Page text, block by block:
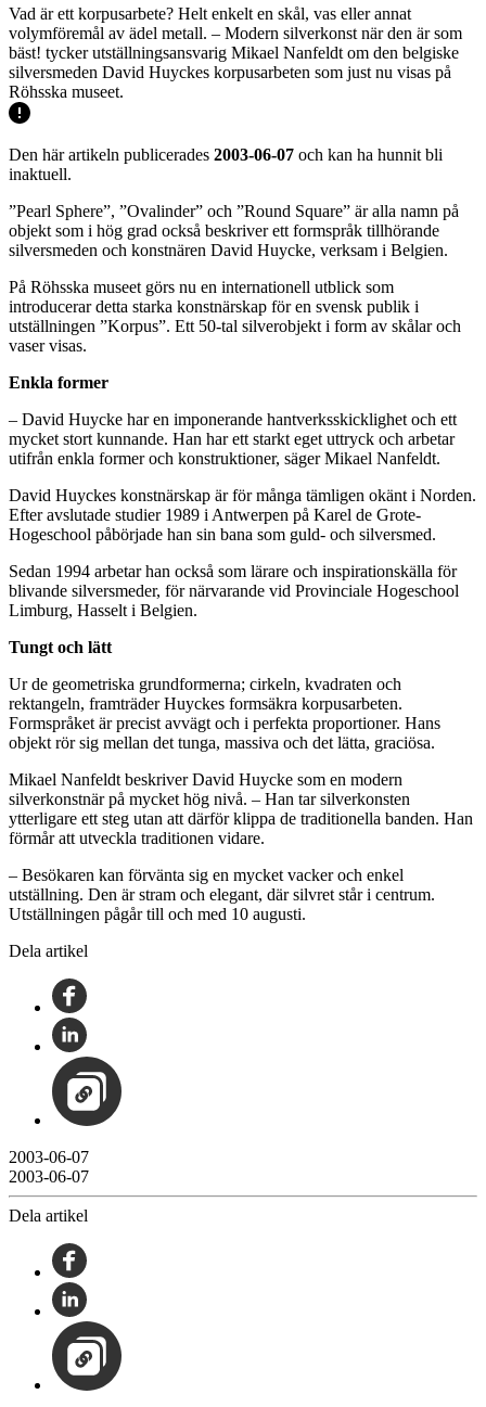
Vad är ett korpusarbete? Helt enkelt en skål, vas eller annat
volymföremål av ädel metall. – Modern silverkonst när den är som
bäst! tycker utställningsansvarig Mikael Nanfeldt om den belgiske
silversmeden David Huyckes korpusarbeten som just nu visas på
Röhsska museet.
Den här artikeln publicerades 2003-06-07 och kan ha hunnit bli
inaktuell.
”Pearl Sphere”, ”Ovalinder” och ”Round Square” är alla namn på
objekt som i hög grad också beskriver ett formspråk tillhörande
silversmeden och konstnären David Huycke, verksam i Belgien.
På Röhsska museet görs nu en internationell utblick som
introducerar detta starka konstnärskap för en svensk publik i
utställningen ”Korpus”. Ett 50-tal silverobjekt i form av skålar och
vaser visas.
Enkla former
– David Huycke har en imponerande hantverksskicklighet och ett
mycket stort kunnande. Han har ett starkt eget uttryck och arbetar
utifrån enkla former och konstruktioner, säger Mikael Nanfeldt.
David Huyckes konstnärskap är för många tämligen okänt i Norden.
Efter avslutade studier 1989 i Antwerpen på Karel de Grote-
Hogeschool påbörjade han sin bana som guld- och silversmed.
Sedan 1994 arbetar han också som lärare och inspirationskälla för
blivande silversmeder, för närvarande vid Provinciale Hogeschool
Limburg, Hasselt i Belgien.
Tungt och lätt
Ur de geometriska grundformerna; cirkeln, kvadraten och
rektangeln, framträder Huyckes formsäkra korpusarbeten.
Formspråket är precist avvägt och i perfekta proportioner. Hans
objekt rör sig mellan det tunga, massiva och det lätta, graciösa.
Mikael Nanfeldt beskriver David Huycke som en modern
silverkonstnär på mycket hög nivå. – Han tar silverkonsten
ytterligare ett steg utan att därför klippa de traditionella banden. Han
förmår att utveckla traditionen vidare.
– Besökaren kan förvänta sig en mycket vacker och enkel
utställning. Den är stram och elegant, där silvret står i centrum.
Utställningen pågår till och med 10 augusti.
Dela artikel
2003-06-07
2003-06-07
Dela artikel